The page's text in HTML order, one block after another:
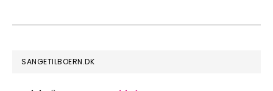
FOOTER
SANGETILBOERN.DK